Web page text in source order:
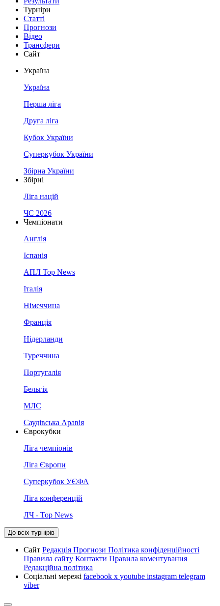
Турніри
Статті
Прогнози
Відео
Трансфери
Сайт
Україна
Україна
Перша ліга
Друга ліга
Кубок України
Суперкубок України
Збірна України
Збірні
Ліга націй
ЧС 2026
Чемпіонати
Англія
Іспанія
АПЛ Top News
Італія
Німеччина
Франція
Нідерланди
Туреччина
Португалія
Бельгія
МЛС
Саудівська Аравія
Єврокубки
Ліга чемпіонів
Ліга Європи
Суперкубок УЄФА
Ліга конференцій
ЛЧ - Top News
До всіх турнірів
Сайт Редакція Прогнози Політика конфіденційності
Правила сайту Контакти Правила коментування
Редакційна політика
Соціальні мережі facebook x youtube instagram telegram
viber